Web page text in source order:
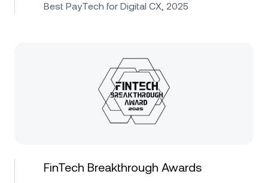
Best PayTech for Digital CX, 2025
FinTech Breakthrough Awards